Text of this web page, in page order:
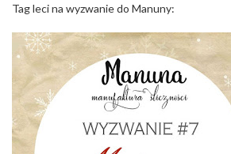
Tag leci na wyzwanie do Manuny: